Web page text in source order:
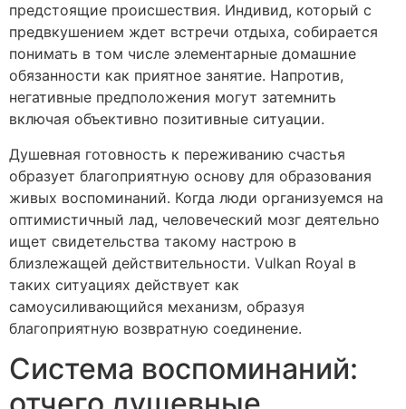
предстоящие происшествия. Индивид, который с
предвкушением ждет встречи отдыха, собирается
понимать в том числе элементарные домашние
обязанности как приятное занятие. Напротив,
негативные предположения могут затемнить
включая объективно позитивные ситуации.
Душевная готовность к переживанию счастья
образует благоприятную основу для образования
живых воспоминаний. Когда люди организуемся на
оптимистичный лад, человеческий мозг деятельно
ищет свидетельства такому настрою в
близлежащей действительности. Vulkan Royal в
таких ситуациях действует как
самоусиливающийся механизм, образуя
благоприятную возвратную соединение.
Система воспоминаний: